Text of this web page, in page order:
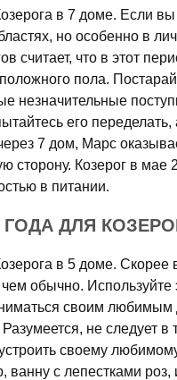
в 7 доме. Если
но особенно в
считает, что в этот
пола.
незначительные
его
7 дом, Марс
сторону. Козерог в мае
в питании.
ГОДА ДЛЯ
в 5 доме. Скорее
обычно. Используйте
своим любимым
не следует
своему
ванну с лепестками